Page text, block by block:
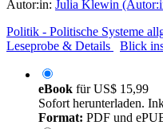
Autor:in: Julia Klewin
Politik - Politische Systeme
Leseprobe & Details
Blick
eBook fürUS$ 15,99
Sofort herunterladen.
Format: PDF und